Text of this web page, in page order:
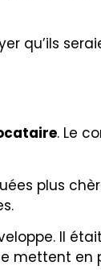
qu’ils
. Le
plus
Il
mettent en